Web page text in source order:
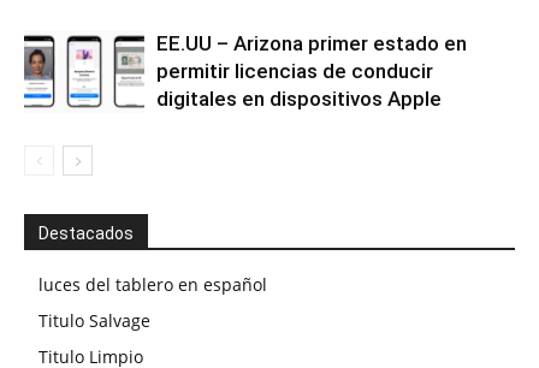
EE.UU – Arizona primer estado en
permitir licencias de conducir
digitales en dispositivos Apple
Destacados
luces del tablero en español
Titulo Salvage
Titulo Limpio